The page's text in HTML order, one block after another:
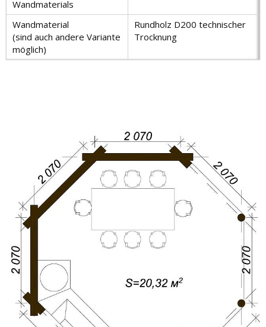
Wandmaterials
Wandmaterial
(sind auch andere Variante
möglich)
Rundholz D200 technischer
Trocknung